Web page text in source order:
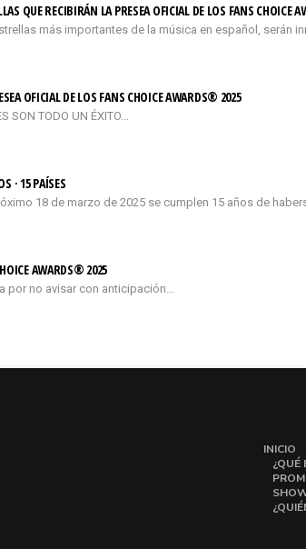
QUE RECIBIRÁN LA PRESEA OFICIAL DE LOS FANS CHOICE
más importantes de la música en español, serán
OFICIAL DE LOS FANS CHOICE AWARDS® 2025
SON TODO UN ÉXITO...
· 15 PAÍSES
18 de marzo de 2025 se cumplen 15 años de
AWARDS® 2025
por no avisar con anticipación...
INICIO
¿QUÉ